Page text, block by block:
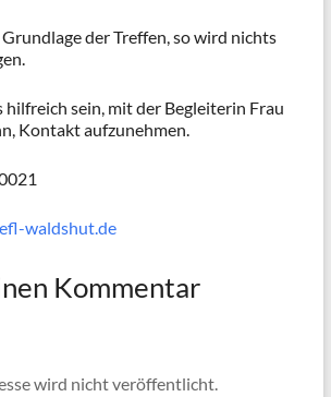
der Treffen, so wird nichts
hilfreich sein, mit der Begleiterin Frau
Kontakt aufzunehmen.
waldshut.de
Kommentar
wird nicht veröffentlicht.